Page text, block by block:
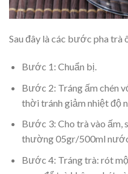
Sau đây là các bước pha trà
Bước 1: Chuẩn bị.
Bước 2: Tráng ấm chén
thời tránh giảm nhiệt độ
Bước 3: Cho trà vào ấm,
thường 05gr/500ml
Bước 4: Tráng trà: rót